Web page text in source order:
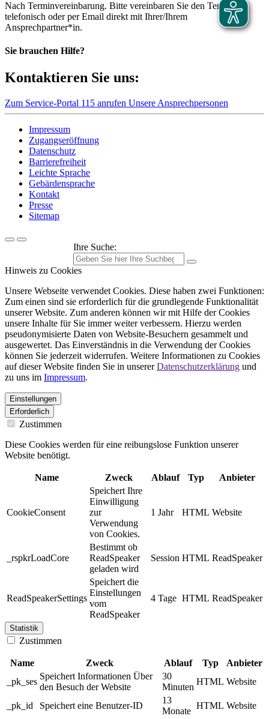
Nach Terminvereinbarung. Bitte vereinbaren Sie den Termin
telefonisch oder per Email direkt mit Ihrer/Ihrem
Ansprechpartner*in.
Sie brauchen Hilfe?
Kontaktieren Sie uns:
Zum Service-Portal 115 anrufen Unsere Ansprechpersonen
Impressum
Zugangseröffnung
Datenschutz
Barrierefreiheit
Leichte Sprache
Gebärdensprache
Kontakt
Presse
Sitemap
Ihre Suche:
Hinweis zu Cookies
Unsere Webseite verwendet Cookies. Diese haben zwei Funktionen:
Zum einen sind sie erforderlich für die grundlegende Funktionalität
unserer Website. Zum anderen können wir mit Hilfe der Cookies
unsere Inhalte für Sie immer weiter verbessern. Hierzu werden
pseudonymisierte Daten von Website-Besuchern gesammelt und
ausgewertet. Das Einverständnis in die Verwendung der Cookies
können Sie jederzeit widerrufen. Weitere Informationen zu Cookies
auf dieser Website finden Sie in unsererDatenschutzerklärung und
zu uns im Impressum.
Einstellungen
Erforderlich
Zustimmen
Diese Cookies werden für eine reibungslose Funktion unserer
Website benötigt.
Name Zweck Ablauf Typ Anbieter
CookieConsent
Speichert Ihre
Einwilligung
zur
Verwendung
von Cookies.
1 Jahr HTML Website
_rspkrLoadCore
Bestimmt ob
ReadSpeaker
geladen wird
Session HTML ReadSpeaker
ReadSpeakerSettings
Speichert die
Einstellungen
vom
ReadSpeaker
4 Tage HTML ReadSpeaker
Statistik
Zustimmen
Name Zweck Ablauf Typ
Anbieter
_pk_ses
Speichert Informationen Über
den Besuch der Website
30
Minuten
HTML Website
_pk_id Speichert eine Benutzer-ID
13
Monate
HTML Website